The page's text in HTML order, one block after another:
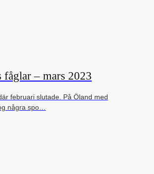
fåglar – mars 2023
februari slutade. På Öland med
några spo…